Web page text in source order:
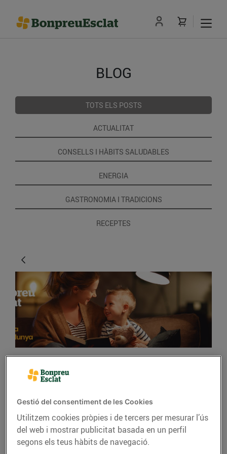
BLOG
TOTS ELS POSTS
ACTUALITAT
CONSELLS I HÀBITS SALUDABLES
ENERGIA
GASTRONOMIA I TRADICIONS
RECEPTES
ENERGIA
Trucs i recomanacions
per estalviar a la
factura d'electricitat.
21/de setembre/2020
Gestió del consentiment de les Cookies
Utilitzem cookies pròpies i de tercers per mesurar l’ús
del web i mostrar publicitat basada en un perfil
segons els teus hàbits de navegació.